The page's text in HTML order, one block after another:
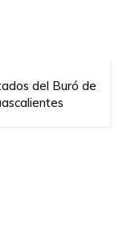
del Buró de